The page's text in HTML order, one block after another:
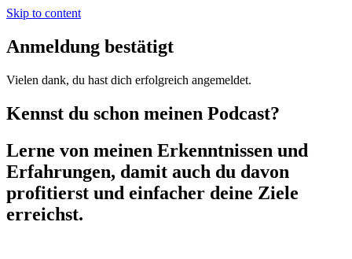
Skip to content
Anmeldung bestätigt
Vielen dank, du hast dich erfolgreich angemeldet.
Kennst du schon meinen Podcast?
Lerne von meinen Erkenntnissen und
Erfahrungen, damit auch du davon
profitierst und einfacher deine Ziele
erreichst.